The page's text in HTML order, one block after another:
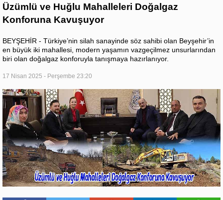
Üzümlü ve Huğlu Mahalleleri Doğalgaz
Konforuna Kavuşuyor
BEYŞEHİR - Türkiye’nin silah sanayinde söz sahibi olan Beyşehir’in
en büyük iki mahallesi, modern yaşamın vazgeçilmez unsurlarından
biri olan doğalgaz konforuyla tanışmaya hazırlanıyor.
17 Nisan 2025 - Perşembe 23:20